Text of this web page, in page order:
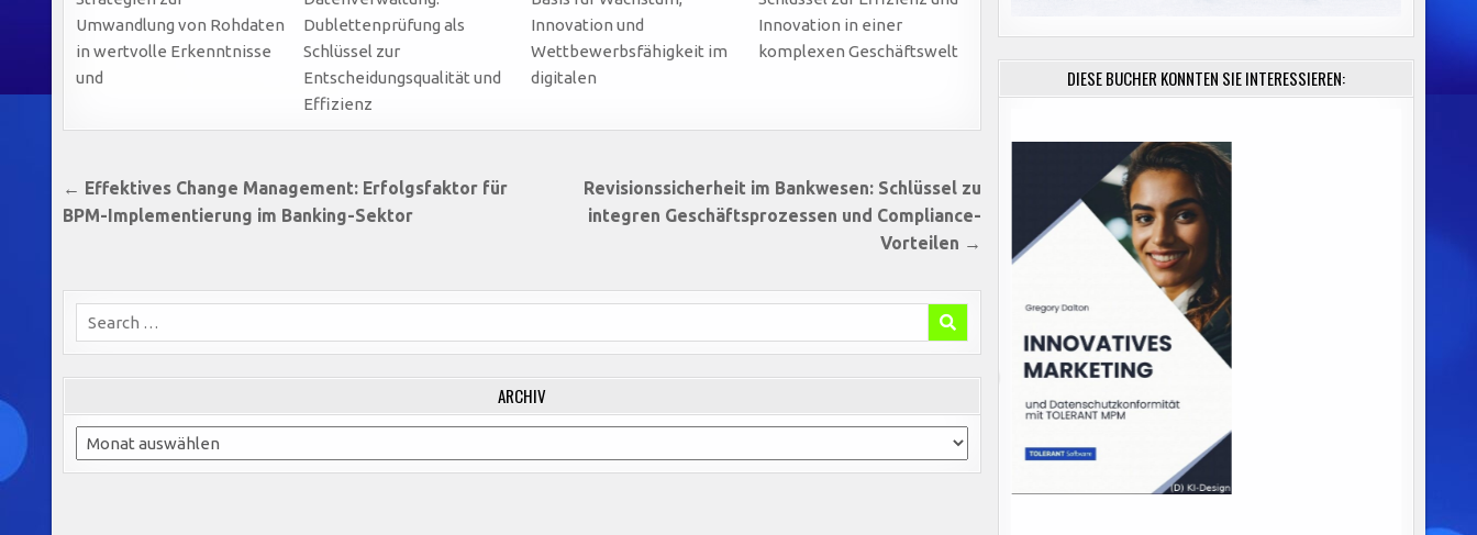
Umwandlung von Rohdaten
in wertvolle Erkenntnisse
und
Dublettenprüfung als
Schlüssel zur
Entscheidungsqualität und
Effizienz
Innovation und
Wettbewerbsfähigkeit im
digitalen
Innovation in einer
komplexen Geschäftswelt
Beitragsnavigation
Revisionssicherheit im Bankwesen: Schlüssel zu
integren Geschäftsprozessen und Compliance-
Vorteilen →
← Effektives Change Management: Erfolgsfaktor für
BPM-Implementierung im Banking-Sektor
Search
for:
ARCHIV
Archiv
DIESE BÜCHER KÖNNTEN SIE INTERESSIEREN: